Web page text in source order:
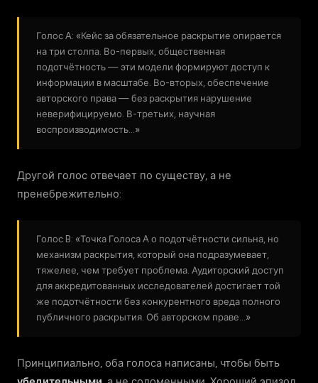
Голос A: «Кейс за обязательное раскрытие опирается
на три столпа. Во-первых, общественная
подотчётность — эти модели формируют доступ к
информации в масштабе. Во-вторых, обеспечение
авторского права — без раскрытия нарушение
неверифицируемо. В-третьих, научная
воспроизводимость…»
Другой голос отвечает по существу, а не
пренебрежительно:
Голос B: «Точка Голоса A о подотчётности сильна, но
механизм раскрытия, который она подразумевает,
тяжелее, чем требует проблема. Аудиторский доступ
для аккредитованных исследователей достигает той
же подотчётности без конкурентного вреда полного
публичного раскрытия. Об авторском праве…»
Принципиально, оба голоса написаны, чтобы быть